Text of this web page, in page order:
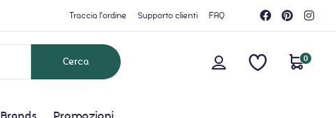
Traccia l'ordine Supporto clienti FAQ
0